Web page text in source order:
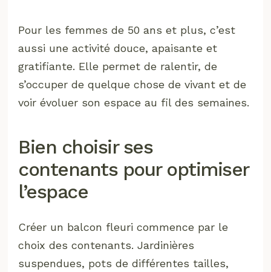
Pour les femmes de 50 ans et plus, c’est
aussi une activité douce, apaisante et
gratifiante. Elle permet de ralentir, de
s’occuper de quelque chose de vivant et de
voir évoluer son espace au fil des semaines.
Bien choisir ses
contenants pour optimiser
l’espace
Créer un balcon fleuri commence par le
choix des contenants. Jardinières
suspendues, pots de différentes tailles,